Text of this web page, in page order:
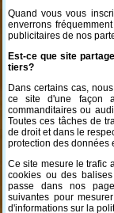
Quand vous vous
enverrons
publicitaires de nos
Est-ce que site
tiers?
Dans certains cas,
ce site d'une façon
commanditaires ou
Toutes ces tâches de
de droit et dans le
protection des données
Ce site mesure le trafic
cookies ou des
passe dans nos
suivantes pour
d'informations sur la